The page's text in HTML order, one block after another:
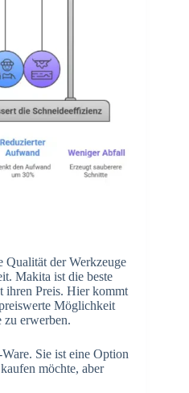
Qualität der Werkzeuge
Makita ist die beste
ihren Preis. Hier kommt
Möglichkeit
zu erwerben.
Sie ist eine Option
möchte, aber